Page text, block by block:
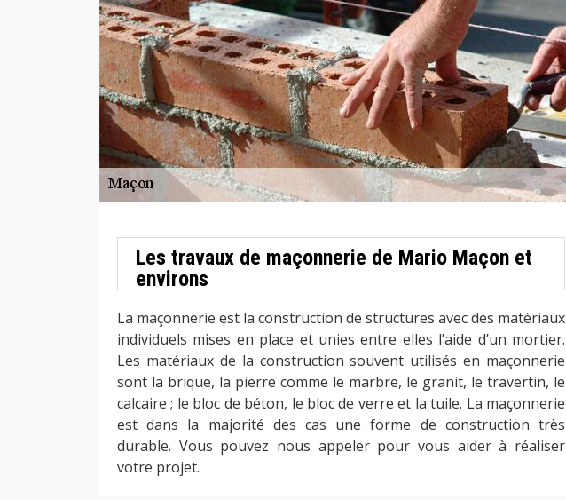
Les travaux de maçonnerie de Mario Maçon et
environs
La maçonnerie est la construction de structures avec des matériaux
individuels mises en place et unies entre elles l’aide d’un mortier.
Les matériaux de la construction souvent utilisés en maçonnerie
sont la brique, la pierre comme le marbre, le granit, le travertin, le
calcaire ; le bloc de béton, le bloc de verre et la tuile. La maçonnerie
est dans la majorité des cas une forme de construction très
durable. Vous pouvez nous appeler pour vous aider à réaliser
votre projet.